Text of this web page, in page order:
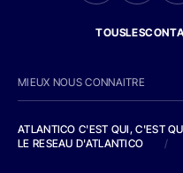
MIEUX NOUS CONNAITRE
ATLANTICO C'EST QUI, C'EST
LE RESEAU D'ATLANTICO
/